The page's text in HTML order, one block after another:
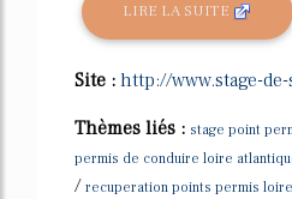
LIRE LA SUITE
Site : http://www.stage-
Thèmes liés : stage point
permis de conduire loire
/ recuperation points permis